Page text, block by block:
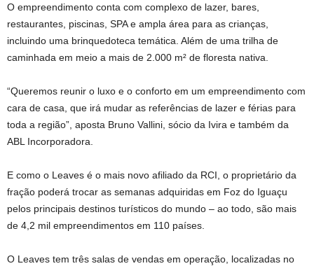
O empreendimento conta com complexo de lazer, bares,
restaurantes, piscinas, SPA e ampla área para as crianças,
incluindo uma brinquedoteca temática. Além de uma trilha de
caminhada em meio a mais de 2.000 m² de floresta nativa.
“Queremos reunir o luxo e o conforto em um empreendimento com
cara de casa, que irá mudar as referências de lazer e férias para
toda a região”, aposta Bruno Vallini, sócio da Ivira e também da
ABL Incorporadora.
E como o Leaves é o mais novo afiliado da RCI, o proprietário da
fração poderá trocar as semanas adquiridas em Foz do Iguaçu
pelos principais destinos turísticos do mundo – ao todo, são mais
de 4,2 mil empreendimentos em 110 países.
O Leaves tem três salas de vendas em operação, localizadas no